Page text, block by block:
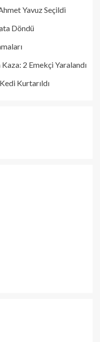
Yavuz Seçildi
Döndü
Kaza: 2 Emekçi Yaralandı
Kurtarıldı